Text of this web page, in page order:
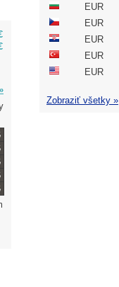
EUR
EUR
EUR
EUR
EUR
Zobraziť všetky »